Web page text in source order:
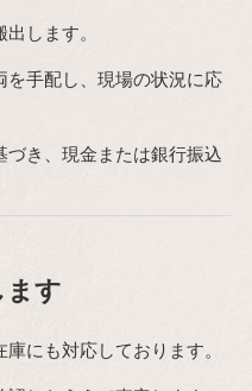
します。
を手配し、現場の状況に応
き、現金または銀行振込
ます
にも対応しております。